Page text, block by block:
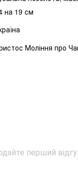
на 19 см
Моління про
перший